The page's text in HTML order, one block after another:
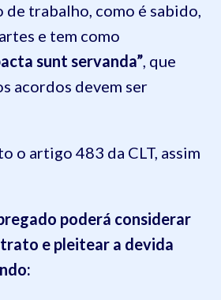
trabalho, como é sabido,
e tem como
sunt servanda”, que
acordos devem ser
o artigo 483 da CLT, assim
poderá considerar
e pleitear a devida